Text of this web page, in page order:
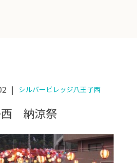
シルバービレッジ八王子西
西 納涼祭